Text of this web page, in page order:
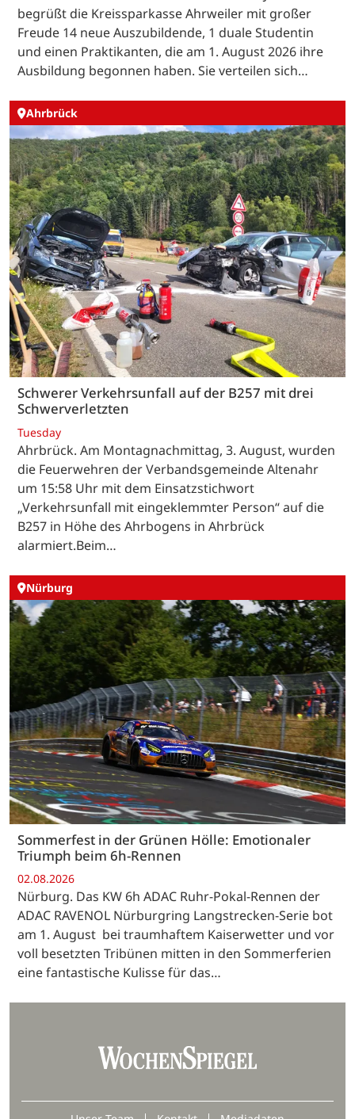
begrüßt die Kreissparkasse Ahrweiler mit großer
Freude 14 neue Auszubildende, 1 duale Studentin
und einen Praktikanten, die am 1. August 2026 ihre
Ausbildung begonnen haben. Sie verteilen sich…
Ahrbrück
Schwerer Verkehrsunfall auf der B257 mit drei
Schwerverletzten
Tuesday
Ahrbrück. Am Montagnachmittag, 3. August, wurden
die Feuerwehren der Verbandsgemeinde Altenahr
um 15:58 Uhr mit dem Einsatzstichwort
„Verkehrsunfall mit eingeklemmter Person“ auf die
B257 in Höhe des Ahrbogens in Ahrbrück
alarmiert.Beim…
Nürburg
Sommerfest in der Grünen Hölle: Emotionaler
Triumph beim 6h-Rennen
02.08.2026
Nürburg. Das KW 6h ADAC Ruhr-Pokal-Rennen der
ADAC RAVENOL Nürburgring Langstrecken-Serie bot
am 1. August bei traumhaftem Kaiserwetter und vor
voll besetzten Tribünen mitten in den Sommerferien
eine fantastische Kulisse für das…